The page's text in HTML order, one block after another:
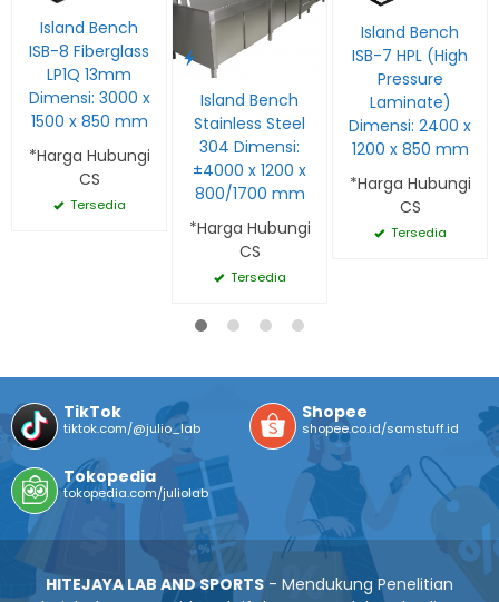
Island Bench
ISB-8 Fiberglass
LP1Q 13mm
Dimensi: 3000 x
1500 x 850 mm
*Harga Hubungi
CS
Tersedia
Island Bench
Stainless Steel
304 Dimensi:
±4000 x 1200 x
800/1700 mm
*Harga Hubungi
CS
Tersedia
Island Bench
ISB-7 HPL (High
Pressure
Laminate)
Dimensi: 2400 x
1200 x 850 mm
*Harga Hubungi
CS
Tersedia
TikTok
tiktok.com/@julio_lab
Shopee
shopee.co.id/samstuff.id
Tokopedia
tokopedia.com/juliolab
HITEJAYA LAB AND SPORTS- Mendukung Penelitian